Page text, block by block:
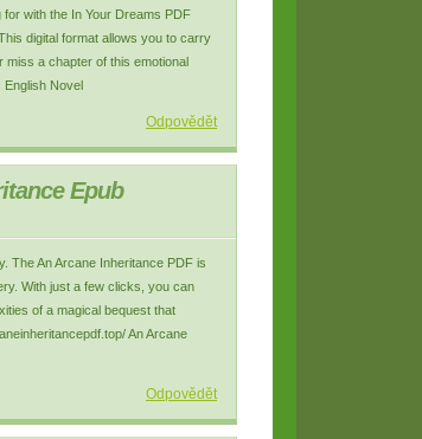
with the In Your Dreams PDF
digital format allows you to carry
a chapter of this emotional
English Novel
Odpovědět
Epub
The An Arcane Inheritance PDF is
With just a few clicks, you can
of a magical bequest that
An Arcane
Odpovědět